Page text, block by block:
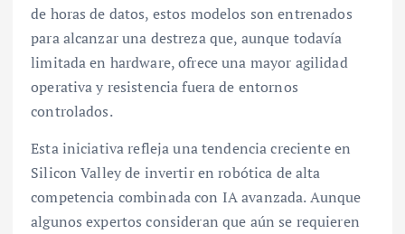
de horas de datos, estos modelos son entrenados
para alcanzar una destreza que, aunque todavía
limitada en hardware, ofrece una mayor agilidad
operativa y resistencia fuera de entornos
controlados.
Esta iniciativa refleja una tendencia creciente en
Silicon Valley de invertir en robótica de alta
competencia combinada con IA avanzada. Aunque
algunos expertos consideran que aún se requieren